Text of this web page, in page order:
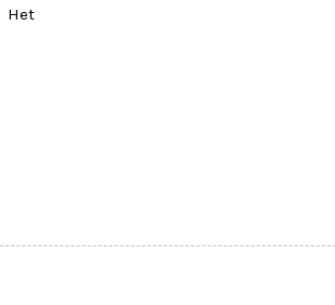
Het